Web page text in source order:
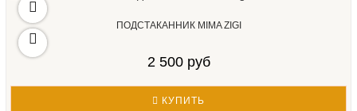
ПОДСТАКАННИК MIMA ZIGI
2 500 руб
КУПИТЬ